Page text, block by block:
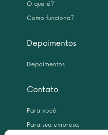
O que é?
Como funciona?
Depoimentos
Depoimentos
Contato
Para você
Para sua empresa